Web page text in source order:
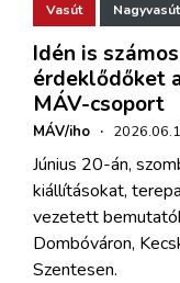
Vasút Nagyvasút
Idén is
érdeklődőket
MÁV-csoport
MÁV/iho ·
Június 20-án,
kiállításokat,
vezetett
Dombóváron,
Szentesen.